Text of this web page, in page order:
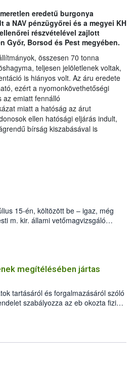
eredetű burgonya
a NAV pénzügyőrei és a megyei KH
részvételével zajlott
Győr, Borsod és Pest megyében.
összesen 70 tonna
teljesen jelöletlenek voltak,
is hiányos volt. Az áru eredete
ezért a nyomonkövethetőségi
az emiatt fennálló
miatt a hatóság az árut
ellen hatósági eljárás indult,
bírság kiszabásával is
15-én, költözött be – igaz, még
m. kir. állami vetőmagvizsgáló
szám alatti, Czigler Győző által
megítélésében jártas
tartásáról és forgalmazásáról szóló
szabályozza az eb okozta fizikai
keletkezésekor felmerülő
a veszélyes eb tartását és annak
megítélésében jártas szakértőt.